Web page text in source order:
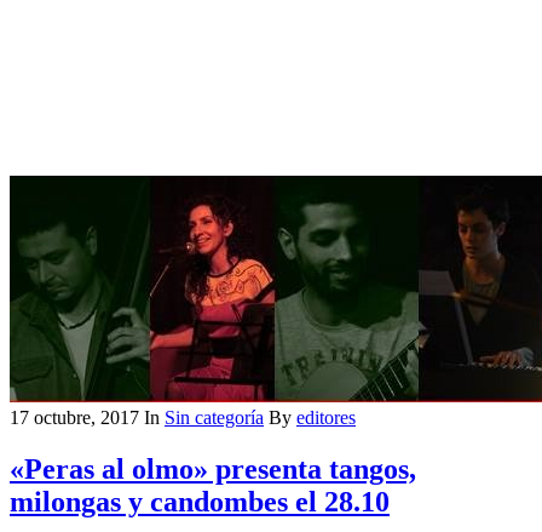
17 octubre, 2017 In Sin categoría By editores
«Peras al olmo» presenta tangos,
milongas y candombes el 28.10